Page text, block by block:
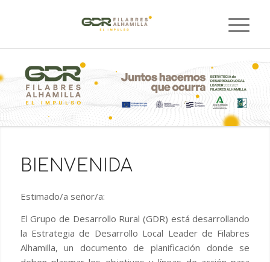
BIENVENIDA
Estimado/a señor/a:
El Grupo de Desarrollo Rural (GDR) está desarrollando
la Estrategia de Desarrollo Local Leader de Filabres
Alhamilla, un documento de planificación donde se